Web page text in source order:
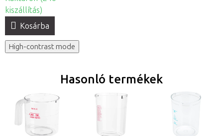
kiszállítás)
Kosárba
High-contrast mode
Hasonló termékek